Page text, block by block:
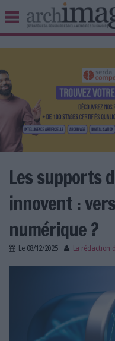
BIBLIOTHÈQUE ÉDITION
UNIVERS DATA
TRAVAIL COLLABORATIF
VIE NUMÉRIQUE
NUMÉRIQUE RESPONSABLE
LES DOSSIERS
LES NEWSLETTERS
LE MAGAZINE
L'ANNUAIRE DES ACTEURS
Les supports
innovent :
numérique ?
Le 08/12/2025 La rédaction